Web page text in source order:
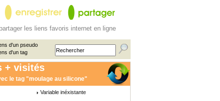
les liens favoris internet en ligne
d'un pseudo
d'un tag
+ visités
le tag "moulage au silicone"
Variable inéxistante